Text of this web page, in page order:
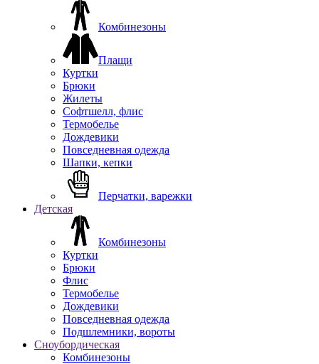
Комбинезоны
Плащи
Куртки
Брюки
Жилеты
Софтшелл, флис
Термобелье
Дождевики
Повседневная одежда
Шапки, кепки
Перчатки, варежки
Детская
Комбинезоны
Куртки
Брюки
Флис
Термобелье
Дождевики
Повседневная одежда
Подшлемники, вороты
Сноубордическая
Комбинезоны